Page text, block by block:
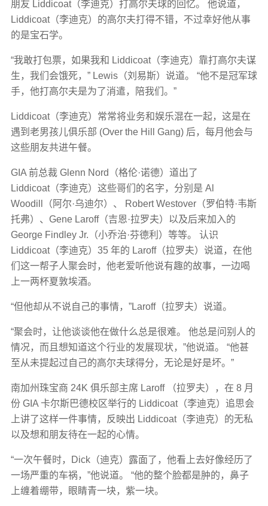
朋友 Liddicoat（李迪克）打高尔夫球的回忆。 他说道，
Liddicoat（李迪克）的高尔夫打得不错，不过幸好他从事
的是宝石学。
“我敢打包票，如果我和 Liddicoat（李迪克）靠打高尔夫谋
生，我们会饿死，” Lewis（刘易斯）说道。 “他不是冠军球
手，他打高尔夫是为了消遣，陪我们。”
Liddicoat（李迪克）常常将业务和娱乐混在一起，这是在
遇到老男孩儿俱乐部 (Over the Hill Gang) 后，每月他会与
这些朋友共进午餐。
GIA 前总裁 Glenn Nord（格伦·诺德）道出了
Liddicoat（李迪克）这些哥们的名字，分别是 Al
Woodill（阿尔·乌迪尔）、 Robert Westover（罗伯特·韦斯
托弗）、Gene Laroff（吉恩·拉罗夫）以及后来加入的
George Findley Jr.（小乔治·芬德利）等等。 认识
Liddicoat（李迪克）35 年的 Laroff（拉罗夫）说道，在他
们这一帮子人聚会时，他老爱听他说有趣的故事，一边喝
上一两杯夏敦埃酒。
“但他却从不说自己的事情，”Laroff（拉罗夫）说道。
“聚会时，让他谈谈他在做什么总是很难。 他总是问别人的
情况，而且想知道这个行业的发展现状，”他说道。 “他甚
至从未提起过自己的高尔夫球得分，无论是好是坏。”
南加州珠宝商 24K 俱乐部主席 Laroff （拉罗夫），在 8 月
份 GIA 卡尔斯巴德校区举行的 Liddicoat（李迪克）追思会
上讲了这样一件事情，反映出 Liddicoat（李迪克）的无私
以及想和朋友待在一起的心情。
“一次午餐时，Dick（迪克）露面了，他看上去好像经历了
一场严重的车祸，”他说道。 “他的整个脸都是肿的，鼻子
上缠着绷带，眼睛青一块，紫一块。